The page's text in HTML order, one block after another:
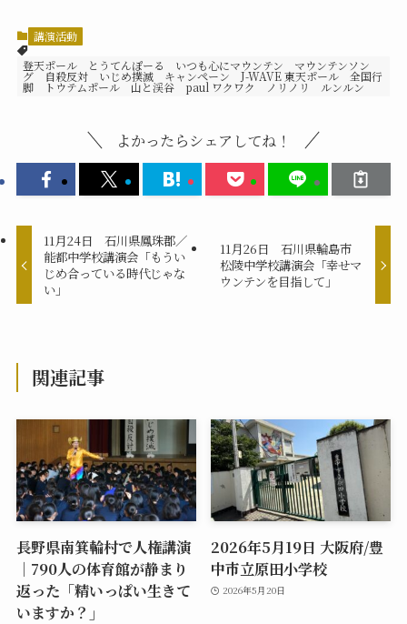
講演活動
登天ポール とうてんぽーる いつも心にマウンテン マウンテンソン
グ 自殺反対 いじめ撲滅 キャンペーン J-WAVE 東天ポール 全国行
脚 トウテムポール 山と渓谷 paul ワクワク ノリノリ ルンルン
よかったらシェアしてね！
11月24日 石川県鳳珠郡／
能都中学校講演会「もうい
じめ合っている時代じゃな
い」
11月26日 石川県輪島市
松陵中学校講演会「幸せマ
ウンテンを目指して」
関連記事
長野県南箕輪村で人権講演
｜790人の体育館が静まり
返った「精いっぱい生きて
いますか？」
2026年5月19日 大阪府/豊
中市立原田小学校
2026年5月20日